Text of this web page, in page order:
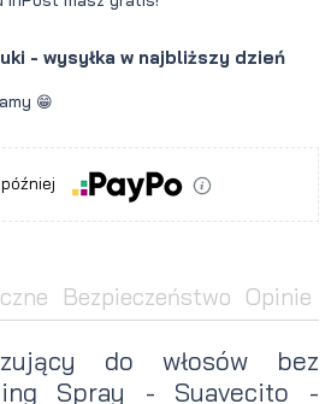
- wysyłka w najbliższy dzień
😁
Bezpieczeństwo Opinie
do włosów bez
Spray - Suavecito -